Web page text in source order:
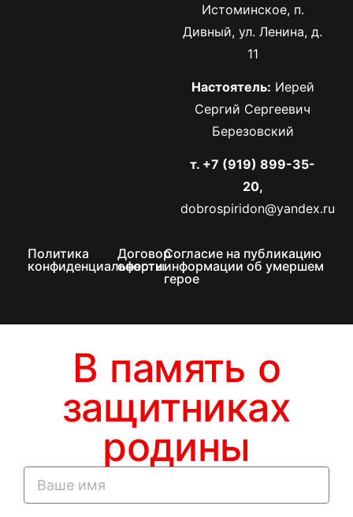
Истоминское, п.
Дивный, ул. Ленина, д.
11
Настоятель: Иерей
Сергий Сергеевич
Березовский
т. +7 (919) 899-35-
20,
dobrospiridon@yandex.ru
Политика
конфиденциальности
Договор
оферты
Согласие на публикацию
информации об умершем
герое
В память о
защитниках
родины